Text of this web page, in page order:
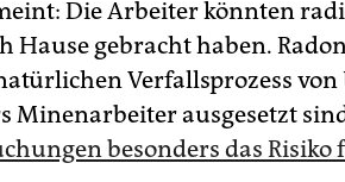
Die Arbeiter könnten
Hause gebracht haben.
Verfallsprozess
Minenarbeiter ausgesetzt
besonders das Risiko